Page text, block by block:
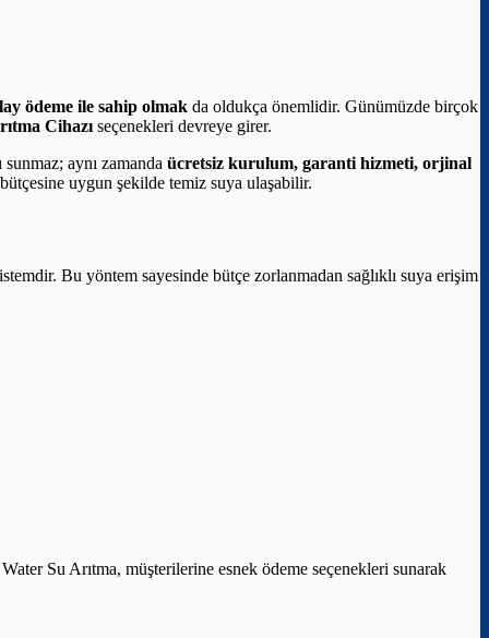
ödeme ile sahip olmak da oldukça önemlidir. Günümüzde birçok
Cihazıseçenekleri devreye girer.
aynı zamanda ücretsiz kurulum, garanti hizmeti, orjinal
uygun şekilde temiz suya ulaşabilir.
Bu yöntem sayesinde bütçe zorlanmadan sağlıklı suya erişim
Su Arıtma, müşterilerine esnek ödeme seçenekleri sunarak